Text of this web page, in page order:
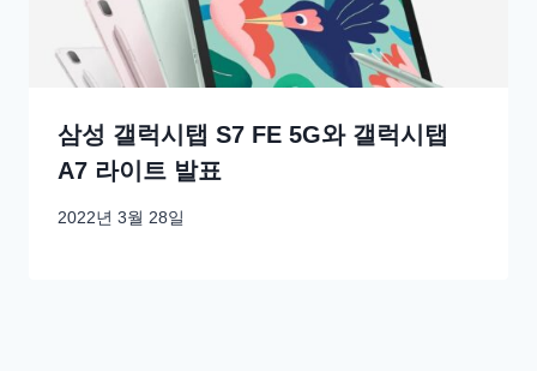
삼성 갤럭시탭 S7 FE 5G와 갤럭시탭
A7 라이트 발표
2022년 3월 28일